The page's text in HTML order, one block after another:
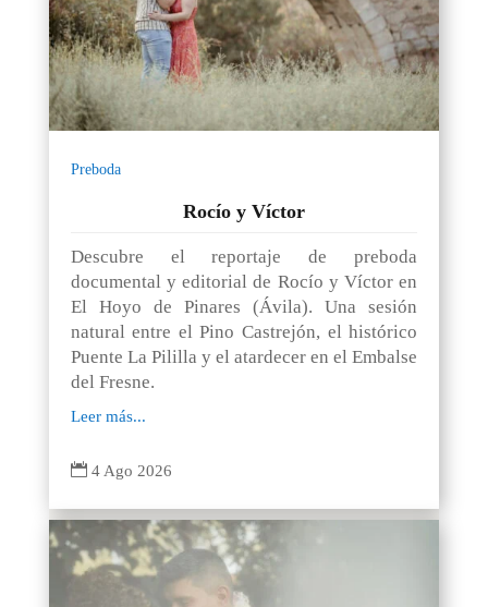
Preboda
Rocío y Víctor
Descubre el reportaje de preboda
documental y editorial de Rocío y Víctor en
El Hoyo de Pinares (Ávila). Una sesión
natural entre el Pino Castrejón, el histórico
Puente La Pililla y el atardecer en el Embalse
del Fresne.
Leer más...
 4 Ago 2026